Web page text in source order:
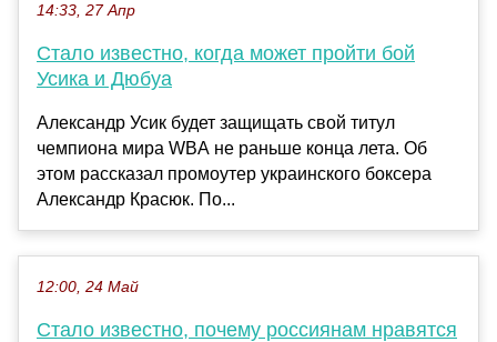
14:33, 27 Апр
Стало известно, когда может пройти бой
Усика и Дюбуа
Александр Усик будет защищать свой титул
чемпиона мира WBA не раньше конца лета. Об
этом рассказал промоутер украинского боксера
Александр Красюк. По...
12:00, 24 Май
Стало известно, почему россиянам нравятся